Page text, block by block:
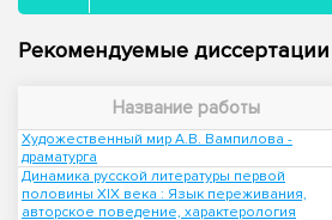
Рекомендуемые
Название работы
Художественный мир А.В. Вампилова -
драматурга
Динамика русской литературы первой
половины XIX века : Язык переживания,
авторское поведение, характерология